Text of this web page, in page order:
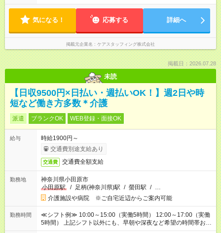
気になる！ 応募する 詳細へ
掲載元企業名 ケアスタッフィング株式会社
掲載日：2026.07.28
未読
【日収9500円×日払い・週払いOK！】週2日や時
短など働き方多数＊介護
派遣 ブランクOK WEB登録・面接OK
給与
時給1900円～
交通費別途支給あり
交通費 交通費全額支給
勤務地
神奈川県小田原市
小田原駅
/ 足柄(神奈川県)駅 / 螢田駅 / …
介護施設や病院 ※ご自宅近辺からご案内可能
勤務時間
≪シフト例≫ 10:00～15:00（実働5時間） 12:00～17:00（実働
5時間） 上記シフト以外にも、早朝や深夜など希望の時間帯お聞
かせください！ 事前に担当からヒアリングもしますので、ご安